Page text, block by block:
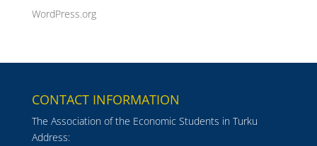
WordPress.org
CONTACT INFORMATION
The Association of the Economic Students in Turku
Address: